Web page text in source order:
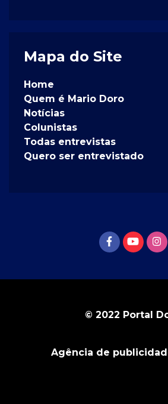
Mapa do Site
Home
Quem é Mario Doro
Notícias
Colunistas
Todas entrevistas
Quero ser entrevistado
© 2022 Portal
Agência de